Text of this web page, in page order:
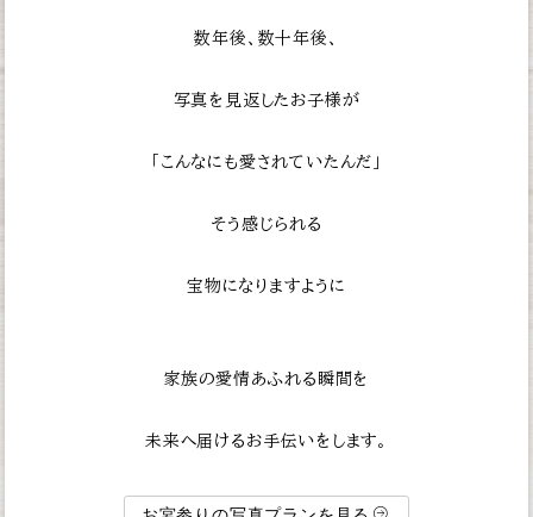
数年後、数十年後、
写真を見返したお子様が
「こんなにも愛されていたんだ」
そう感じられる
宝物になりますように
家族の愛情あふれる瞬間を
未来へ届けるお手伝いをします。